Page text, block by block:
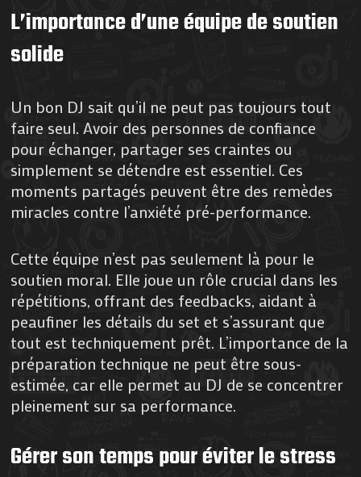
L’importance d’une équipe de soutien
solide
Un bon DJ sait qu’il ne peut pas toujours tout
faire seul. Avoir des personnes de confiance
pour échanger, partager ses craintes ou
simplement se détendre est essentiel. Ces
moments partagés peuvent être des remèdes
miracles contre l’anxiété pré-performance.
Cette équipe n’est pas seulement là pour le
soutien moral. Elle joue un rôle crucial dans les
répétitions, offrant des feedbacks, aidant à
peaufiner les détails du set et s’assurant que
tout est techniquement prêt. L’importance de la
préparation technique ne peut être sous-
estimée, car elle permet au DJ de se concentrer
pleinement sur sa performance.
Gérer son temps pour éviter le stress